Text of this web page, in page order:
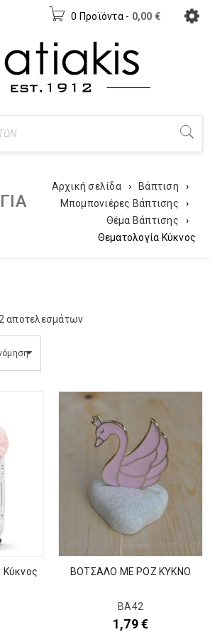
0 Προϊόντα - 0,00 €
Αρχική σελίδα › Βάπτιση
›
Μπομπονιέρες Βάπτισης
›
Θέμα Βάπτισης
›
Θεματολογία Κύκνος
αποτελεσμάτων
Κύκνος ΒΟΤΣΑΛΟ ΜΕ ΡΟΖ ΚΥΚΝΟ
BA42
1,79€